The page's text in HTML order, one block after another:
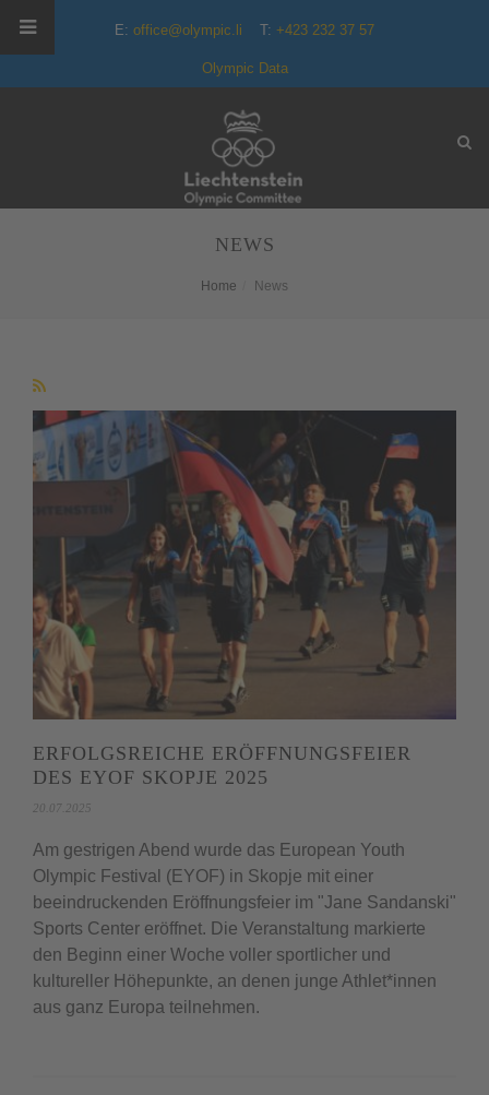
E: office@olympic.li T: +423 232 37 57
Olympic Data
NEWS
Home News
ERFOLGSREICHE ERÖFFNUNGSFEIER
DES EYOF SKOPJE 2025
20.07.2025
Am gestrigen Abend wurde das European Youth
Olympic Festival (EYOF) in Skopje mit einer
beeindruckenden Eröffnungsfeier im "Jane Sandanski"
Sports Center eröffnet. Die Veranstaltung markierte
den Beginn einer Woche voller sportlicher und
kultureller Höhepunkte, an denen junge Athlet*innen
aus ganz Europa teilnehmen.